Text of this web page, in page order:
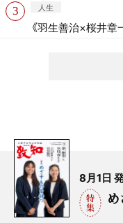
人生
《羽生善治×桜井章
8月1日